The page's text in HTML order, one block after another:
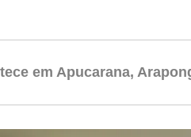
em Apucarana,